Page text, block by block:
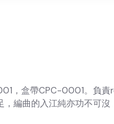
，盒帶CPC-0001。負
編曲的入江純亦功不可沒